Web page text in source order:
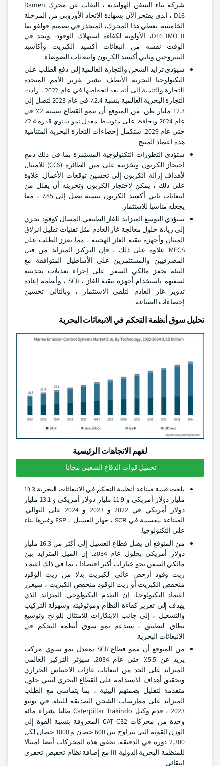
شركة بناء السفن الهولندية ، النقاب عن محرك Damen
D16 ، الذي يفتخر الآن بشهادة الاتحاد الأوروبي من المرحلة
الخامسة. يعطي هذا المحرك، المتجذر في تصميم فولفو بنتا
D16 IMO II، الأولوية لكفاءة استهلاك الوقود، ويحد في
الوقت نفسه من انبعاثات أكسيد الكبريت وأكاسيد
النيتروجين وثاني أكسيد الكربون وانبعاثات الضوضاء.
سيؤدي تزايد الشحن والتجارة العالمية إلى دفع الطلب على
التكنولوجيا البحرية الأنظف. يشير تقرير الأمم المتحدة
للتجارة والتنمية إلى أنه بعد انخفاضها في عام 2022 ، زادت
التجارة البحرية العالمية بنسبة 2.4٪ في عام 2023 لتصل إلى
12.3 مليار طن. من المتوقع أن ينمو القطاع بنسبة 2٪ في
عام 2024 ويحافظ على متوسط معدل نمو سنوي قدره 2.4٪
حتى عام 2029. ستكمل إحصاءات التجارة البحرية المتنامية
هذه اعتماد المنتج.
ستؤدي التطورات التكنولوجية المستمرة بما في ذلك دمج
احتجاز الكربون وتخزينه على متن الطائرة (CCS) للامتثال
لأهداف إزالة الكربون إلى تحسين توقعات الأعمال. علاوة
على ذلك ، يمكن لاحتجاز الكربون وتخزينه أن يقلل من
انبعاثات ثاني أكسيد الكربون بنسبة تصل إلى 85٪ ، مما
يجعله مناسبا للاستثمار.
سيؤدي التوسع المتزايد للغاز الطبيعي المسال كوقود بحري
إلى زيادة حلول معالجة غاز العادم مثل تقنيات تقليل انزلاق
الميثان وأجهزة تنقية الغاز الهجينة ، مما يعزز الطلب على
MECS. علاوة على ذلك ، فإن التركيز المتزايد من قبل
المصرفيين والمستثمرين على الأساطيل المتوافقة مع
البيئة يحفز مالكي السفن على إجراء تعديلات تحديثية
لسفنهم باستخدام أجهزة تنقية الغاز ، SCR ، وأنظمة إعادة
تدوير غاز العادم لتلقي الاستثمار ، وبالتالي تحسين
إحصاءات الصناعة.
تحليل سوق أنظمة التحكم في الانبعاثات البحرية
لفهم الاتجاهات الرئيسية
تحميل قوات الدفاع الشعبي مجانا
بلغت قيمة صناعة أنظمة التحكم في الانبعاثات البحرية 10.3
مليار دولار أمريكي و 11.9 مليار دولار أمريكي و 13.1 مليار
دولار أمريكي في 2022 و 2023 و 2024 على التوالي.
الصناعة مقسمة في SCR ، جهاز الغسيل ، ESP وغيرها بناء
على التكنولوجيا.
من المتوقع أن يصل قطاع الغسيل إلى أكثر من 16.3 مليار
دولار أمريكي بحلول عام 2034. إن الميل المتزايد بين
مالكي السفن نحو خيارات أكثر اقتصادا ، بما في ذلك اعتماد
زيت وقود أرخص عالي الكبريت بدلا من زيت الوقود
منخفض الكبريت أو زيت الوقود منخفض الكبريت ، سيعزز
اعتماد التكنولوجيا. إن التقدم التكنولوجي المتزايد الذي
يهدف إلى تعزيز كفاءة النظام وموثوقيته وسهولة التركيب
والتشغيل ، إلى جانب الابتكارات للامتثال للوائح وتوسيع
نطاق التطبيق ، سيدعم نمو سوق أنظمة التحكم في
الانبعاثات البحرية.
من المتوقع أن ينمو قطاع SCR بمعدل نمو سنوي مركب
يزيد عن 5.5٪ حتى عام 2034. سيؤثر التركيز العالمي
المتزايد على الحد من انبعاثات غازات الاحتباس الحراري
وتحقيق أهداف الاستدامة على القطاع البحري لتبني حلول
متقدمة لتقليل بصمتهم البيئية ، بما يتماشى مع الطلب
المتزايد على ممارسات الشحن الصديقة للبيئة. في يونيو
2023 ، قدم وكيل Caterpillar Trakindo طلبا لشراء مائة
وحدة من محركات CAT C32 المعروفة بنسبة القوة إلى
الوزن القوية التي تتراوح بين 600 حصان و 1800 حصان لكل
2,300 دورة في الدقيقة. تحقق هذه المحركات أيضا امتثالا
للمنظمة البحرية الدولية III مع إضافة نظام تخفيض تحفزي
انتقائي.